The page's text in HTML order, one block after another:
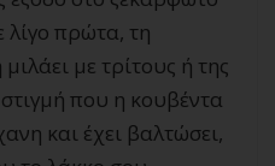
λίγο πρώτα, τη
με τρίτους ή της
που η κουβέντα
και έχει βαλτώσει,